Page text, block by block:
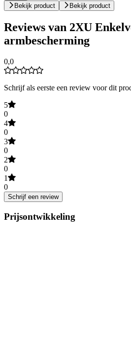
Bekijk product
Bekijk product
Reviews van 2XU
armbescherming
0,0
Schrijf als eerste een review voor dit
5
0
4
0
3
0
2
0
1
0
Schrijf een review
Prijsontwikkeling